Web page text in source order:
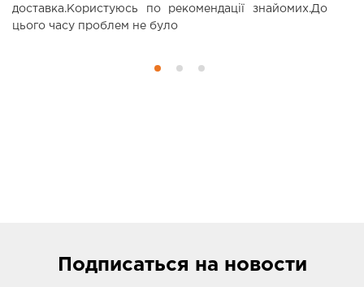
доставка.Користуюсь по рекомендації знайомих.До
цього часу проблем не було
Подписаться на новости